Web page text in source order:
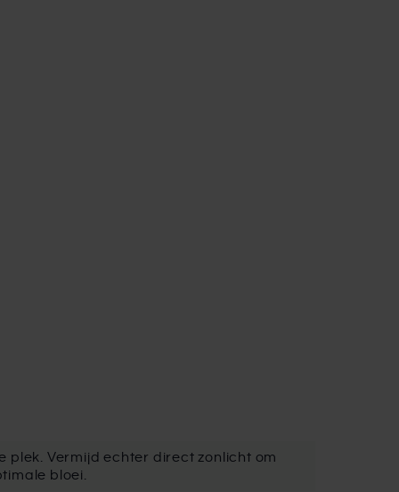
plek. Vermijd echter direct zonlicht om
bloei.